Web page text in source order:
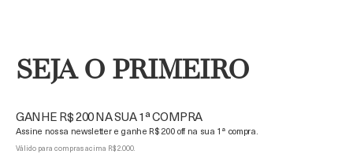
SEJA O PRIMEIRO
GANHE R$ 200 NA SUA 1ª COMPRA
Assine nossa newsletter e ganhe R$ 200 off na sua 1ª compra.
Válido para compras acima R$ 2.000.